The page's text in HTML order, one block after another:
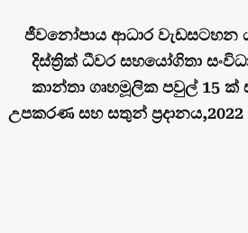
ජීවනෝපාය ආධාර වැඩසටහන
දිස්ත්‍රික් ධීවර සහයෝගිතා
කාන්තා ගෘහමූලික පවුල් 15 ක්
උපකරණ සහ සතුන් ප්‍රදානය,2022